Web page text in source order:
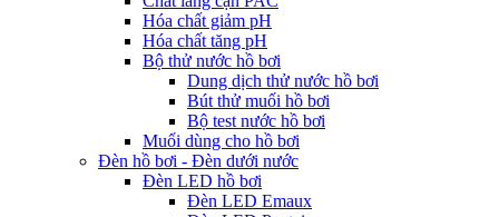
Hóa chất giảm pH
Hóa chất tăng pH
Bộ thử nước hồ bơi
Dung dịch thử nước hồ bơi
Bút thử muối hồ bơi
Bộ test nước hồ bơi
Muối dùng cho hồ bơi
Đèn hồ bơi - Đèn dưới nước
Đèn LED hồ bơi
Đèn LED Emaux